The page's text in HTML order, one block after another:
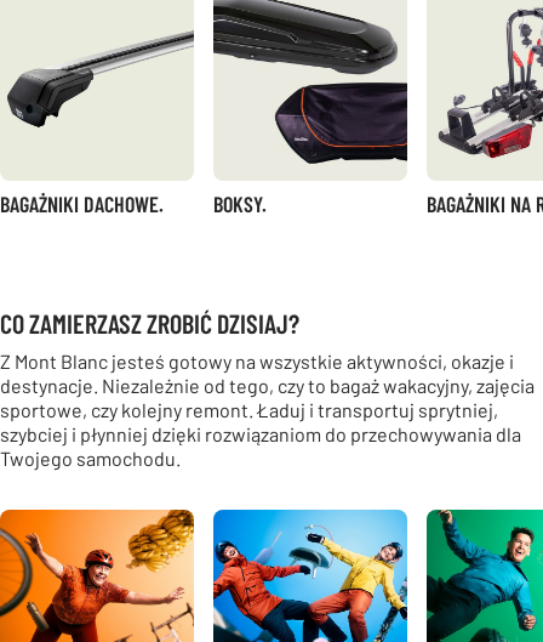
BAGAŻNIKI DACHOWE. BOKSY. BAGAŻNIKI NA
CO ZAMIERZASZ ZROBIĆ DZISIAJ?
Z Mont Blanc jesteś gotowy na wszystkie aktywności, okazje i
destynacje. Niezależnie od tego, czy to bagaż wakacyjny, zajęcia
sportowe, czy kolejny remont. Ładuj i transportuj sprytniej,
szybciej i płynniej dzięki rozwiązaniom do przechowywania dla
Twojego samochodu.